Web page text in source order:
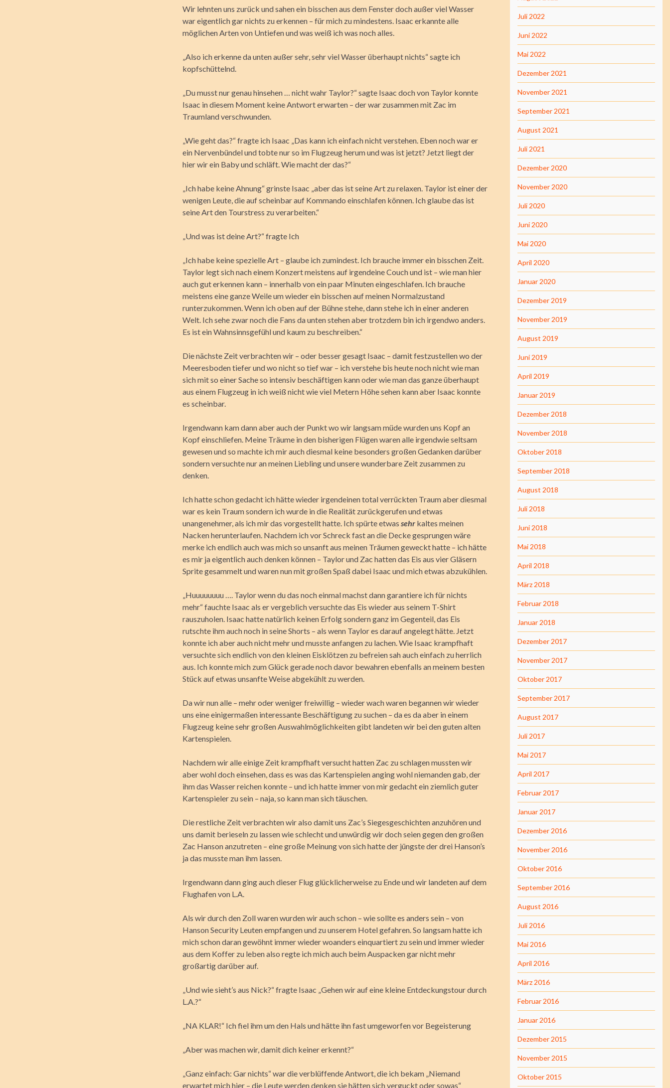
Wir lehnten uns zurück und sahen ein bisschen aus dem Fenster doch außer viel Wasser
war eigentlich gar nichts zu erkennen – für mich zu mindestens. Isaac erkannte alle
möglichen Arten von Untiefen und was weiß ich was noch alles.
„Also ich erkenne da unten außer sehr, sehr viel Wasser überhaupt nichts“ sagte ich
kopfschüttelnd.
„Du musst nur genau hinsehen … nicht wahr Taylor?“ sagte Isaac doch von Taylor konnte
Isaac in diesem Moment keine Antwort erwarten – der war zusammen mit Zac im
Traumland verschwunden.
„Wie geht das?“ fragte ich Isaac „Das kann ich einfach nicht verstehen. Eben noch war er
ein Nervenbündel und tobte nur so im Flugzeug herum und was ist jetzt? Jetzt liegt der
hier wir ein Baby und schläft. Wie macht der das?“
„Ich habe keine Ahnung“ grinste Isaac „aber das ist seine Art zu relaxen. Taylor ist einer der
wenigen Leute, die auf scheinbar auf Kommando einschlafen können. Ich glaube das ist
seine Art den Tourstress zu verarbeiten.“
„Und was ist deine Art?“ fragte Ich
„Ich habe keine spezielle Art – glaube ich zumindest. Ich brauche immer ein bisschen Zeit.
Taylor legt sich nach einem Konzert meistens auf irgendeine Couch und ist – wie man hier
auch gut erkennen kann – innerhalb von ein paar Minuten eingeschlafen. Ich brauche
meistens eine ganze Weile um wieder ein bisschen auf meinen Normalzustand
runterzukommen. Wenn ich oben auf der Bühne stehe, dann stehe ich in einer anderen
Welt. Ich sehe zwar noch die Fans da unten stehen aber trotzdem bin ich irgendwo anders.
Es ist ein Wahnsinnsgefühl und kaum zu beschreiben.“
Die nächste Zeit verbrachten wir – oder besser gesagt Isaac – damit festzustellen wo der
Meeresboden tiefer und wo nicht so tief war – ich verstehe bis heute noch nicht wie man
sich mit so einer Sache so intensiv beschäftigen kann oder wie man das ganze überhaupt
aus einem Flugzeug in ich weiß nicht wie viel Metern Höhe sehen kann aber Isaac konnte
es scheinbar.
Irgendwann kam dann aber auch der Punkt wo wir langsam müde wurden uns Kopf an
Kopf einschliefen. Meine Träume in den bisherigen Flügen waren alle irgendwie seltsam
gewesen und so machte ich mir auch diesmal keine besonders großen Gedanken darüber
sondern versuchte nur an meinen Liebling und unsere wunderbare Zeit zusammen zu
denken.
Ich hatte schon gedacht ich hätte wieder irgendeinen total verrückten Traum aber diesmal
war es kein Traum sondern ich wurde in die Realität zurückgerufen und etwas
unangenehmer, als ich mir das vorgestellt hatte. Ich spürte etwas sehr kaltes meinen
Nacken herunterlaufen. Nachdem ich vor Schreck fast an die Decke gesprungen wäre
merke ich endlich auch was mich so unsanft aus meinen Träumen geweckt hatte – ich hätte
es mir ja eigentlich auch denken können – Taylor und Zac hatten das Eis aus vier Gläsern
Sprite gesammelt und waren nun mit großen Spaß dabei Isaac und mich etwas abzukühlen.
„Huuuuuuuu …. Taylor wenn du das noch einmal machst dann garantiere ich für nichts
mehr“ fauchte Isaac als er vergeblich versuchte das Eis wieder aus seinem T-Shirt
rauszuholen. Isaac hatte natürlich keinen Erfolg sondern ganz im Gegenteil, das Eis
rutschte ihm auch noch in seine Shorts – als wenn Taylor es darauf angelegt hätte. Jetzt
konnte ich aber auch nicht mehr und musste anfangen zu lachen. Wie Isaac krampfhaft
versuchte sich endlich von den kleinen Eisklötzen zu befreien sah auch einfach zu herrlich
aus. Ich konnte mich zum Glück gerade noch davor bewahren ebenfalls an meinem besten
Stück auf etwas unsanfte Weise abgekühlt zu werden.
Da wir nun alle – mehr oder weniger freiwillig – wieder wach waren begannen wir wieder
uns eine einigermaßen interessante Beschäftigung zu suchen – da es da aber in einem
Flugzeug keine sehr großen Auswahlmöglichkeiten gibt landeten wir bei den guten alten
Kartenspielen.
Nachdem wir alle einige Zeit krampfhaft versucht hatten Zac zu schlagen mussten wir
aber wohl doch einsehen, dass es was das Kartenspielen anging wohl niemanden gab, der
ihm das Wasser reichen konnte – und ich hatte immer von mir gedacht ein ziemlich guter
Kartenspieler zu sein – naja, so kann man sich täuschen.
Die restliche Zeit verbrachten wir also damit uns Zac’s Siegesgeschichten anzuhören und
uns damit berieseln zu lassen wie schlecht und unwürdig wir doch seien gegen den großen
Zac Hanson anzutreten – eine große Meinung von sich hatte der jüngste der drei Hanson’s
ja das musste man ihm lassen.
Irgendwann dann ging auch dieser Flug glücklicherweise zu Ende und wir landeten auf dem
Flughafen von L.A.
Als wir durch den Zoll waren wurden wir auch schon – wie sollte es anders sein – von
Hanson Security Leuten empfangen und zu unserem Hotel gefahren. So langsam hatte ich
mich schon daran gewöhnt immer wieder woanders einquartiert zu sein und immer wieder
aus dem Koffer zu leben also regte ich mich auch beim Auspacken gar nicht mehr
großartig darüber auf.
„Und wie sieht’s aus Nick?“ fragte Isaac „Gehen wir auf eine kleine Entdeckungstour durch
L.A.?“
„NA KLAR!“ Ich fiel ihm um den Hals und hätte ihn fast umgeworfen vor Begeisterung
„Aber was machen wir, damit dich keiner erkennt?“
„Ganz einfach: Gar nichts“ war die verblüffende Antwort, die ich bekam „Niemand
erwartet mich hier – die Leute werden denken sie hätten sich verguckt oder sowas“
Juli 2022
Juni 2022
Mai 2022
Dezember 2021
November 2021
September 2021
August 2021
Juli 2021
Dezember 2020
November 2020
Juli 2020
Juni 2020
Mai 2020
April 2020
Januar 2020
Dezember 2019
November 2019
August 2019
Juni 2019
April 2019
Januar 2019
Dezember 2018
November 2018
Oktober 2018
September 2018
August 2018
Juli 2018
Juni 2018
Mai 2018
April 2018
März 2018
Februar 2018
Januar 2018
Dezember 2017
November 2017
Oktober 2017
September 2017
August 2017
Juli 2017
Mai 2017
April 2017
Februar 2017
Januar 2017
Dezember 2016
November 2016
Oktober 2016
September 2016
August 2016
Juli 2016
Mai 2016
April 2016
März 2016
Februar 2016
Januar 2016
Dezember 2015
November 2015
Oktober 2015